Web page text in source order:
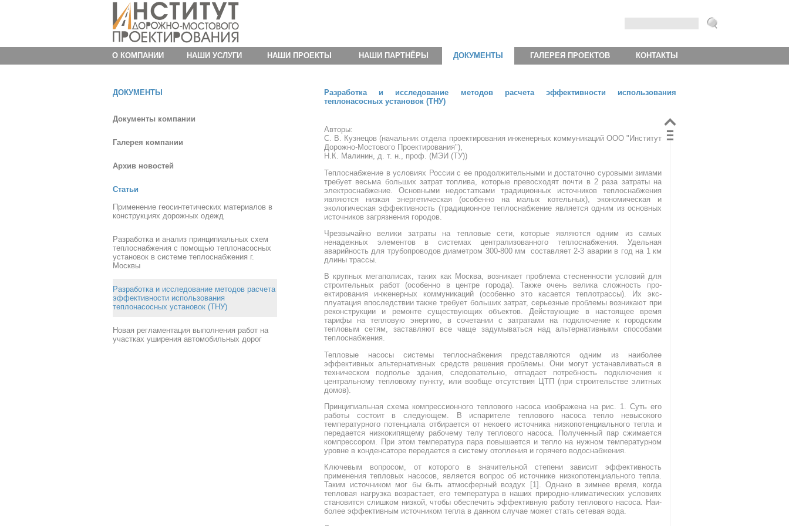
О КОМПАНИИ НАШИ УСЛУГИ НАШИ ПРОЕКТЫ НАШИ ПАРТНЁРЫ ДОКУМЕНТЫ ГАЛЕРЕЯ ПРОЕКТОВ КОНТАКТЫ
ДОКУМЕНТЫ
Документы компании
Галерея компании
Архив новостей
Статьи
Применение геосинтетических материалов в
конструкциях дорожных одежд
Разработка и анализ принципиальных схем
теплоснабжения с помощью теплонасосных
установок в системе теплоснабжения г.
Москвы
Разработка и исследование методов расчета
эффективности использования
теплонасосных установок (ТНУ)
Новая регламентация выполнения работ на
участках уширения автомобильных дорог
Разработка и исследование методов расчета эффективности использования
теплонасосных установок (ТНУ)
Авторы:
С. В. Кузнецов (начальник отдела проектирования инженерных коммуникаций ООО "Институт
Дорожно-Мостового Проектирования"),
Н.К. Малинин, д. т. н., проф. (МЭИ (ТУ))
Теплоснабжение в условиях России с ее продолжительными и достаточ­но суровыми зимами
требует весьма больших затрат топлива, которые пре­восходят почти в 2 раза затраты на
электроснабжение. Основными недос­татками традиционных источников теплоснабжения
являются низкая энер­гетическая (особенно на малых котельных), экономическая и
экологическая эффективность (традиционное теплоснабжение является одним из основ­ных
источников загрязнения городов.
Чрезвычайно велики затраты на тепловые сети, которые являются одним из самых
ненадежных элементов в системах централизованного теплоснабжения. Удельная
аварийность для трубопроводов диаметром 300-800 мм составляет 2-3 аварии в год на 1 км
длины трассы.
В крупных мегаполисах, таких как Москва, воз­никает проблема стес­ненности условий для
строительных работ (особенно в центре го­рода). Также очень велика сложность про­
ектирования инженер­ных коммуникаций (особенно это касается теплотрассы). Их экс­
плуатация впоследствии также требует больших затрат, серьезные проблемы возникают при
реконструкции и ремонте существующих объектов. Действующие в настоящее время
тарифы на тепловую энергию, в сочетании с затратами на подключение к городским
тепловым сетям, заставляют все чаще задумываться над альтернативными способами
теплоснабжения.
Тепловые насосы системы теплоснабжения представляются одним из наиболее
эффективных альтернативных средств решения проблемы. Они могут устанавливаться в
техническом подполье здания, следовательно, отпадает потребность подключения к
центральному тепловому пункту, или вообще отсутствия ЦТП (при строительстве элитных
домов).
Принципиальная схема компрессионного теплового насоса изображена на рис. 1. Суть его
работы состоит в следующем. В испарителе теплового насоса тепло невысокого
температурного потенциала отбирается от некоего источника низкопотенциального тепла и
передается низкокипящему рабочему телу теплового насоса. Полученный пар сжимается
компрессором. При этом температура пара повышается и тепло на нужном температурном
уровне в конденсаторе передается в систему отопления и горячего водоснабжения.
Ключевым вопросом, от которого в значительной степени зависит эффективность
применения тепловых насосов, является вопрос об источнике низкопотенциального тепла.
Таким источником мог бы быть атмосферный воздух [1]. Однако в зимнее время, когда
тепловая нагрузка возрастает, его температура в наших природно-климатических условиях
становится слишком низкой, чтобы обеспечить эффективную работу теплового насоса. Наи­
более эффективным источником тепла в данном случае может стать сетевая вода.